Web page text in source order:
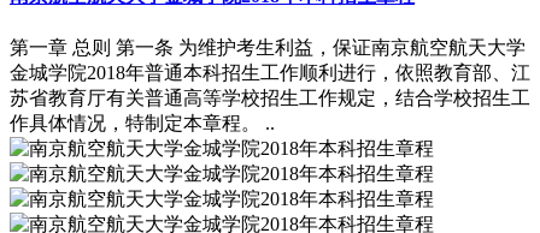
第一章 总则 第一条 为维护考生利益，保证南京航空航天大学
金城学院2018年普通本科招生工作顺利进行，依照教育部、江
苏省教育厅有关普通高等学校招生工作规定，结合学校招生工
作具体情况，特制定本章程。 ..